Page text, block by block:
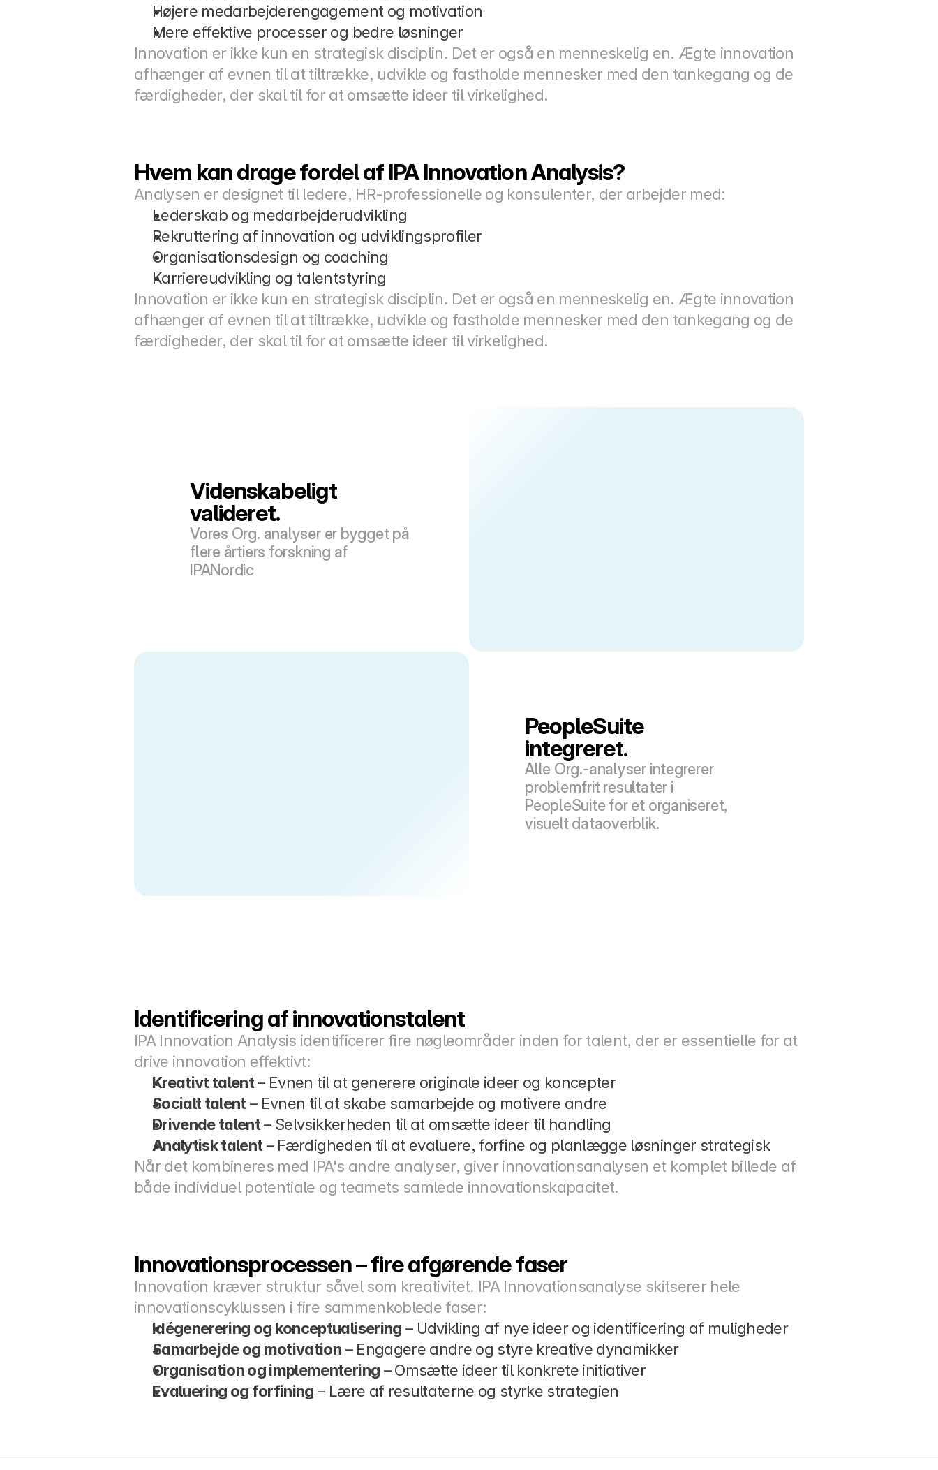
Højere medarbejderengagement og motivation
Mere effektive processer og bedre løsninger
Innovation er ikke kun en strategisk disciplin. Det er også en menneskelig en. Ægte innovation
afhænger af evnen til at tiltrække, udvikle og fastholde mennesker med den tankegang og de
færdigheder, der skal til for at omsætte ideer til virkelighed.
Hvem kan drage fordel af IPA Innovation Analysis?
Analysen er designet til ledere, HR-professionelle og konsulenter, der arbejder med:
Lederskab og medarbejderudvikling
Rekruttering af innovation og udviklingsprofiler
Organisationsdesign og coaching
Karriereudvikling og talentstyring
Innovation er ikke kun en strategisk disciplin. Det er også en menneskelig en. Ægte innovation
afhænger af evnen til at tiltrække, udvikle og fastholde mennesker med den tankegang og de
færdigheder, der skal til for at omsætte ideer til virkelighed.
Videnskabeligt
valideret.
Vores Org. analyser er bygget på
flere årtiers forskning af
IPANordic
PeopleSuite
integreret.
Alle Org.-analyser integrerer
problemfrit resultater i
PeopleSuite for et organiseret,
visuelt dataoverblik.
Identificering af innovationstalent
IPA Innovation Analysis identificerer fire nøgleområder inden for talent, der er essentielle for at
drive innovation effektivt:
Kreativt talent – Evnen til at generere originale ideer og koncepter
Socialt talent – Evnen til at skabe samarbejde og motivere andre
Drivende talent – Selvsikkerheden til at omsætte ideer til handling
Analytisk talent – Færdigheden til at evaluere, forfine og planlægge løsninger strategisk
Når det kombineres med IPA's andre analyser, giver innovationsanalysen et komplet billede af
både individuel potentiale og teamets samlede innovationskapacitet.
Innovationsprocessen – fire afgørende faser
Innovation kræver struktur såvel som kreativitet. IPA Innovationsanalyse skitserer hele
innovationscyklussen i fire sammenkoblede faser:
Idégenerering og konceptualisering – Udvikling af nye ideer og identificering af muligheder
Samarbejde og motivation – Engagere andre og styre kreative dynamikker
Organisation og implementering – Omsætte ideer til konkrete initiativer
Evaluering og forfining – Lære af resultaterne og styrke strategien